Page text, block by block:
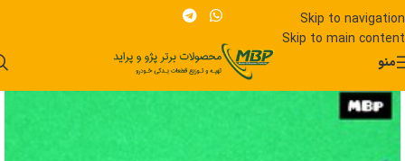
Skip to navigation
Skip to main content
منو